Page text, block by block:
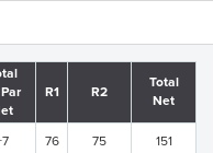
R1 R2
Total
Net
76 75 151